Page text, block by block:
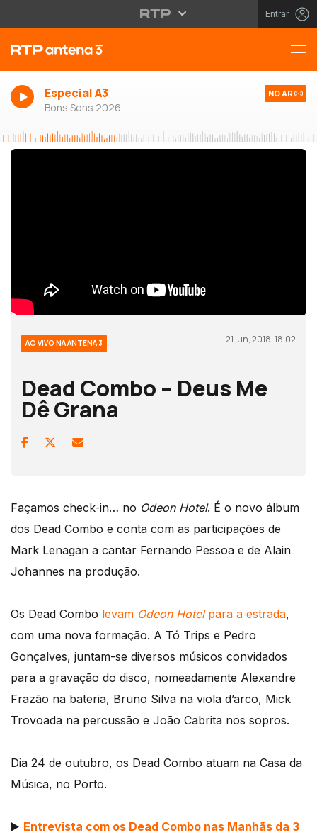
Entrar
Especial A3
Bons Sons 2026
NO AR
AO VIVO NA ANTENA 3 21 jun, 2018, 18:02
Dead Combo – Deus Me
Dê Grana
Façamos check-in… no Odeon Hotel. É o novo álbum
dos Dead Combo e conta com as participações de
Mark Lenagan a cantar Fernando Pessoa e de Alain
Johannes na produção.
Os Dead Combo levam Odeon Hotelpara a estrada,
com uma nova formação. A Tó Trips e Pedro
Gonçalves, juntam-se diversos músicos convidados
para a gravação do disco, nomeadamente Alexandre
Frazão na bateria, Bruno Silva na viola d’arco, Mick
Trovoada na percussão e João Cabrita nos sopros.
Dia 24 de outubro, os Dead Combo atuam na Casa da
Música, no Porto.
▶️ Entrevista com os Dead Combo nas Manhãs da 3